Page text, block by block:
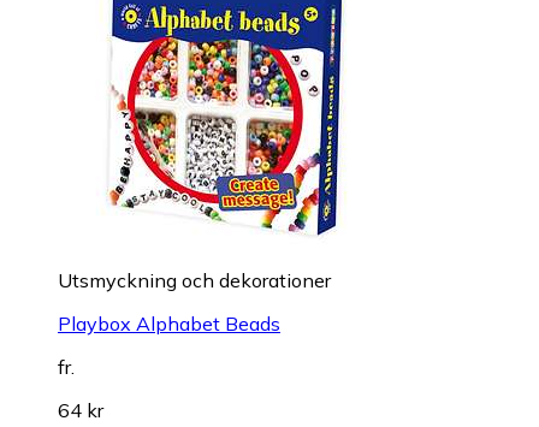
Utsmyckning och dekorationer
Playbox Alphabet Beads
fr.
64 kr